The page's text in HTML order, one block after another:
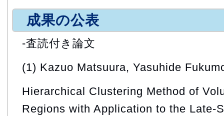
成果の公表
-査読付き論文
(1) Kazuo Matsuura, Yasuhide
Hierarchical Clustering Method of
Regions with Application to the Late-